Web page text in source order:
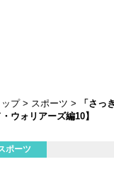
ップ スポーツ
「さ
・ウォリアーズ編10】
ポーツ